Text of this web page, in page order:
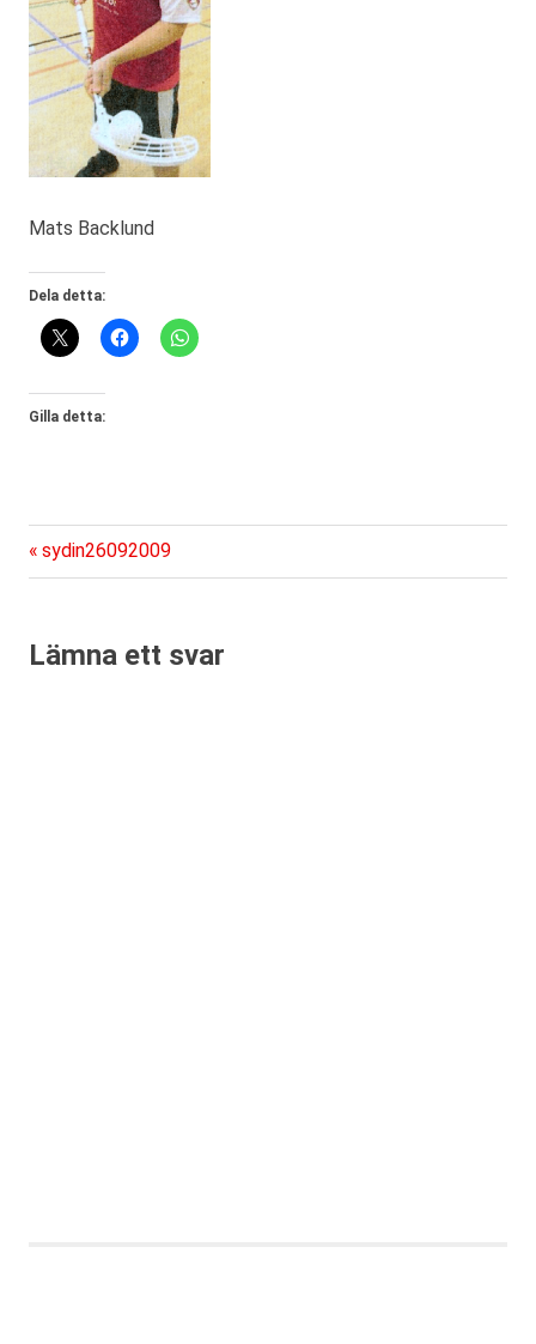
Mats Backlund
Dela detta:
Gilla detta:
Inläggsnavigering
Föregående
inlägg:
sydin26092009
Lämna ett svar